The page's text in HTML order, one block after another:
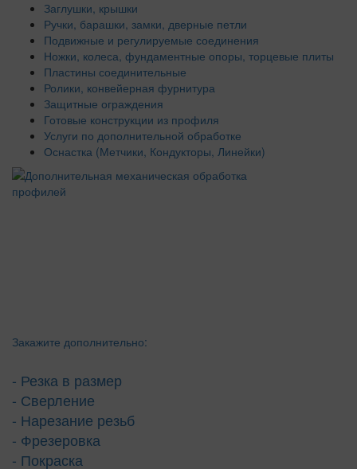
Заглушки, крышки
Ручки, барашки, замки, дверные петли
Подвижные и регулируемые соединения
Ножки, колеса, фундаментные опоры, торцевые плиты
Пластины соединительные
Ролики, конвейерная фурнитура
Защитные ограждения
Готовые конструкции из профиля
Услуги по дополнительной обработке
Оснастка (Метчики, Кондукторы, Линейки)
Закажите дополнительно:
- Резка в размер
- Сверление
- Нарезание резьб
- Фрезеровка
- Покраска